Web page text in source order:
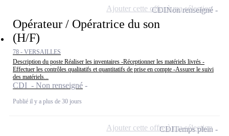
Opérateur / Opératrice du son
(H/F)
78 - VERSAILLES
Description du poste Réaliser les inventaires -Réceptionner les matériels livrés -
Effectuer les contrôles qualitatifs et quantitatifs de prise en compte -Assurer le suivi
des matériels...
CDI - Non renseigné
Publié il y a plus de 30 jours
CDINon renseigné
Ajouter cette offre à ma sélection
CDITemps plein
Ajouter cette offre à ma sélection